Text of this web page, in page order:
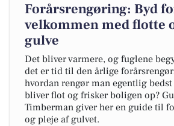
Forårsrengøring: Byd
velkommen med flotte
gulve
Det bliver varmere, og fuglene
det er tid til den årlige
hvordan rengør man egentlig
bliver flot og frisker boligen op?
Timberman giver her en guide til
og pleje af gulvet.